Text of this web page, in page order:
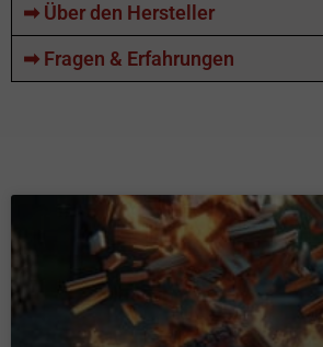
➡ Über den Hersteller
➡ Fragen & Erfahrungen